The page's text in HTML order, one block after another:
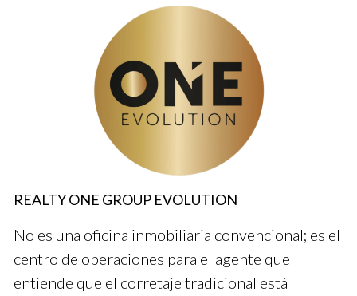
Email Marketing:
Plataformas como Mailchimp
permiten automatizar correos personalizados y
recordatorios.
Análisis de Datos:
Herramientas como Google
Analytics ayudan a entender mejor el comportamiento
del cliente en línea.
A continuación, exploraré algunos casos prácticos donde
estas herramientas han hecho una gran diferencia.
Estudio de Caso 1: CRM Eficiente
En mi experiencia, utilizar un CRM ha transformado la forma
REALTY ONE GROUP EVOLUTION
No es una oficina inmobiliaria convencional; es el
centro de operaciones para el agente que
entiende que el corretaje tradicional está